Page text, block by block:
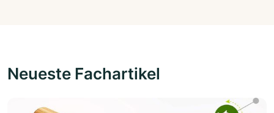
Neueste Fachartikel